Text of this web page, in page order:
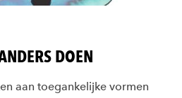
DOEN
aan toegankelijke vormen